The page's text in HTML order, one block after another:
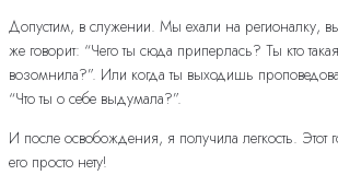
Допустим, в служении. Мы ехали на регионалку,
же говорит: “Чего ты сюда приперлась? Ты кто
возомнила?”. Или когда ты выходишь
“Что ты о себе выдумала?”.
И после освобождения, я получила легкость. Этот
его просто нету!